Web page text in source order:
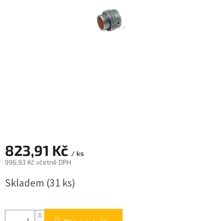
823,91 Kč / ks
996,93 Kč včetně DPH
cena:
Skladem (31 ks)